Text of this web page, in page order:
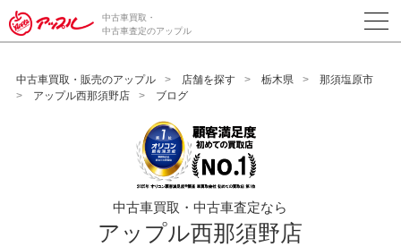
/*ABテスト_新規査定フォームの為のCVボタン*/
中古車買取・
中古車査定のアップル
中古車買取・販売のアップル 店舗を探す 栃木県
那須塩原市
アップル西那須野店
ブログ
中古車買取・中古車査定なら
アップル西那須野店